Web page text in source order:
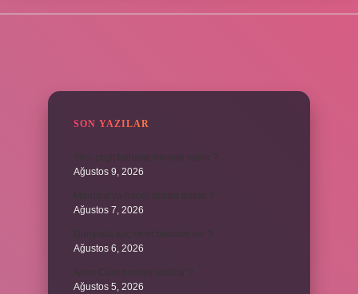
SON YAZILAR
Yedi çeşit baharat nerede satılır ?
Ağustos 9, 2026
Mantara’ya hangi doktor bakar ?
Ağustos 7, 2026
Dünyada kaç cesit baharat var ?
Ağustos 6, 2026
Ağustos 5, 2026